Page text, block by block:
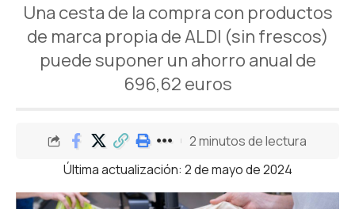
Una cesta de la compra con productos
de marca propia de ALDI (sin frescos)
puede suponer un ahorro anual de
696,62 euros
Última actualización: 2 de mayo de 2024
2 minutos de lectura